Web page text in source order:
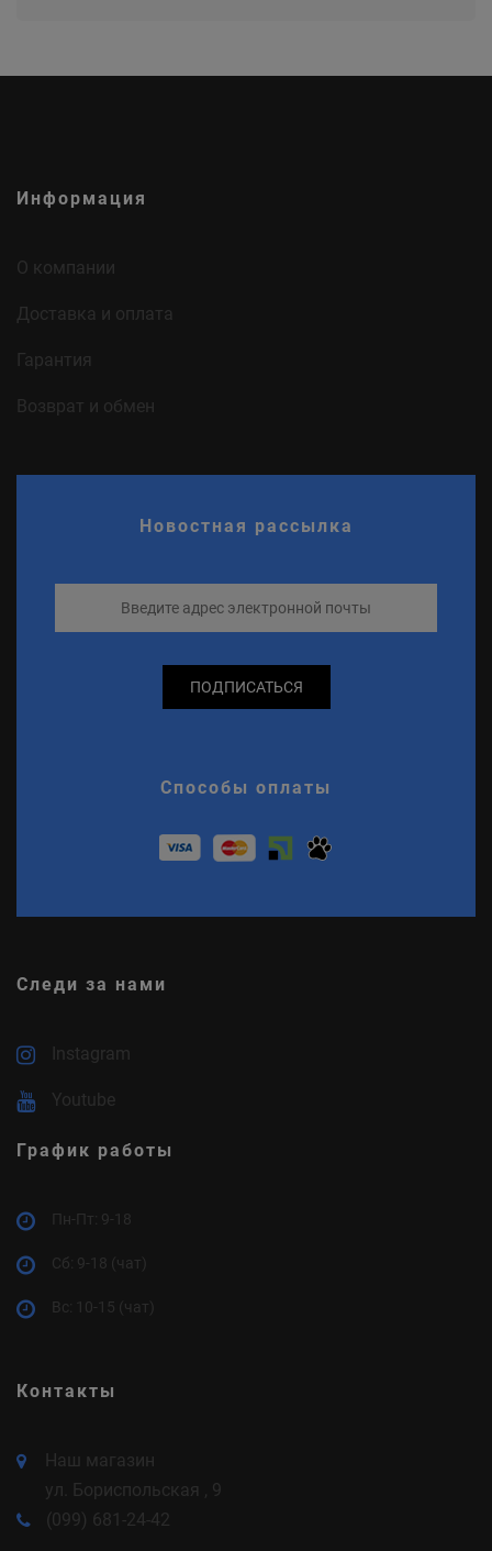
Информация
О компании
Доставка и оплата
Гарантия
Возврат и обмен
Новостная рассылка
ПОДПИСАТЬСЯ
Способы оплаты
Следи за нами
Instagram
Youtube
График работы
Пн-Пт: 9-18
Cб: 9-18 (чат)
Вс: 10-15 (чат)
Контакты
Наш магазин
ул. Бориспольская , 9
(099) 681-24-42